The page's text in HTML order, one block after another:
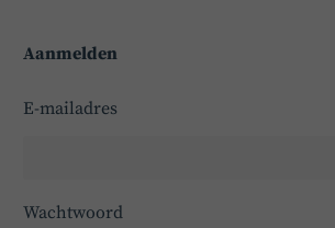
Aanmelden
E-mailadres
Wachtwoord